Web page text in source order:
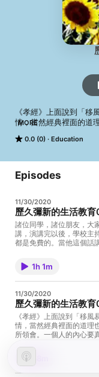
0.0 (0) Education
《孝經》上面說到「移
情，當然經典裡面的道
定，最重要的是內心的
大自然是很好的老師，
它跟生活結合，我們很
之，不亦說乎」。諸位
是在「求不得」。苦不
相，你才能真正找尋到
夫子的思想就在一個字
是會意字，左邊一個「
Powered by Firstory
MORE
Episodes
11/30/2020
歷久彌新的生活教
諸位同學，諸位朋友，大
講，演講完以後，學校主
都是免費的。當他這個話
到蔡老師講課是免費的，
我從這裡去深刻感受到，
們這個社會又給了他什麼
踏入社會最起碼還有七、
就已經覺得很少有人做事
都還沒步入社會，已經對
實我常常問一個小學生的
比較好？諸位同學，你們
得從他們家門口經過的行
早上煮好，然後趕快放在
1h 1m
11/30/2020
歷久彌新的生活教育
《孝經》上面說到「移
情，當然經典裡面的道理
所領會。一個人的內心要
不可能讓人的內心真正安定、安全、
快樂。諸位同學，什麼是
並不一定很清楚明白它的